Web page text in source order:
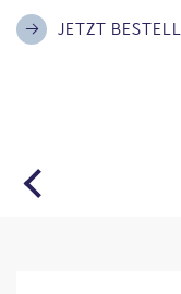
JETZT